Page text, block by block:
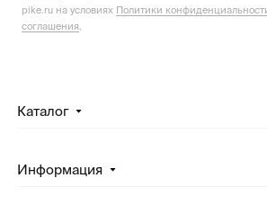
pike.ru на условиях Политики
соглашения
Каталог
Информация